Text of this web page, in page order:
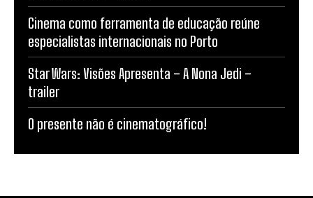
Cinema como ferramenta de educação reúne
especialistas internacionais no Porto
Star Wars: Visões Apresenta – A Nona Jedi –
trailer
O presente não é cinematográfico!